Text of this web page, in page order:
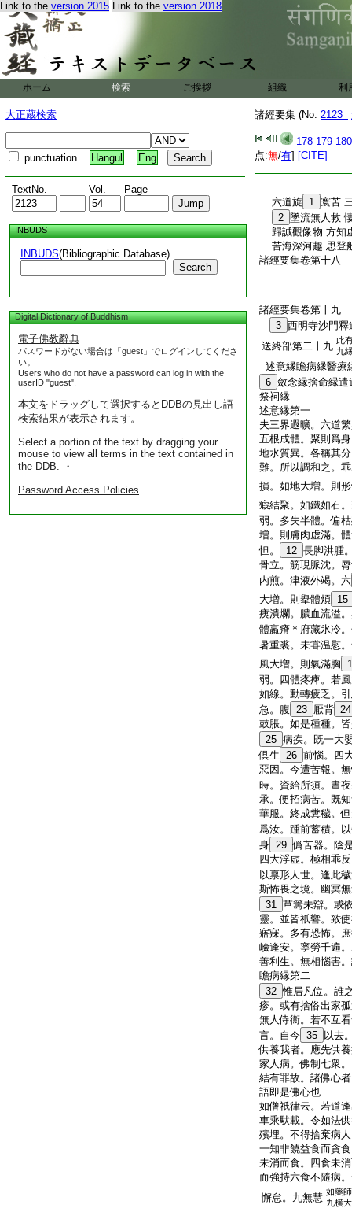
Link to the version 2015 Link to the version 2018
ホーム 検索 ご挨拶 組織 利
大正蔵検索
punctuation Hangul Eng
TextNo. Vol. Page
INBUDS
INBUDS(Bibliographic Database)
Search
Digital Dictionary of Buddhism
電子佛教辭典
パスワードがない場合は「guest」でログインしてくださ
い。
Users who do not have a password can log in with the
userID "guest".
本文をドラッグして選択するとDDBの見出し語
検索結果が表示されます。
Select a portion of the text by dragging your
mouse to view all terms in the text contained in
the DDB. ・
Password Access Policies
諸經要集 (No. 2123_
178 179 180
点:無/有] [CITE]
六道旋 1 寰苦
2 墜流無人救
歸誠觀像物 方知
苦海深河趣 思登
諸經要集卷第十八
諸經要集卷第十九
3 西明寺沙門釋
送終部第二十九 此
九
述意縁瞻病縁醫療
6 斂念縁捨命縁遣
祭祠縁
述意縁第一
夫三界遐曠。六道
五根成體。聚則爲
地水質異。各稱其
難。所以調和之。
損。如地大増。則
瘕結聚。如鐵如石
弱。多失半體。偏
増。則膚肉虚滿。
怛。
12 長脚洪腫
骨立。筋現脈沈。
内煎。津液外竭。六
大増。則擧體煩 15
痍潰爛。膿血流溢
體羸瘠＊府藏氷冷
暑重裘。未甞温慰
風大増。則氣滿胸
弱。四體疼痺。若
如線。動轉疲乏。
急。腹 23 厭背 24
鼓脹。如是種種。
25 病疾。既一大
倶生 26 前惱。四
惡因。今遭苦報。
時。資給所須。晝
承。便招病苦。既
華服。終成糞穢。
爲汝。踵前蓄積。
身 29 僞苦器。陰
四大浮虚。極相乖
以禀形人世。逢此
斯怖畏之境。幽冥
31 草籌未辯。或
靈。並皆祇響。致
寤寐。多有恐怖。
嶮逢安。寧勞千遍
善利生。無相惱害
瞻病縁第二
32 惟居凡位。誰
疹。或有捨俗出家
無人侍衞。若不互
言。自今 35
以去
供養我者。應先供
家人病。佛制七衆
結有罪故。諸佛心
語即是佛心也
如僧祇律云。若道
車乘䭾載。令如法
殯埋。不得捨棄病
一知非饒益食而貪
未消而食。四食未
而強持六食不隨病
懈怠。九無慧 如藥
九横